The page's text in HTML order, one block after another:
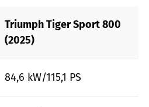
Triumph Tiger Sport 800
(2025)
84,6 kW/115,1 PS